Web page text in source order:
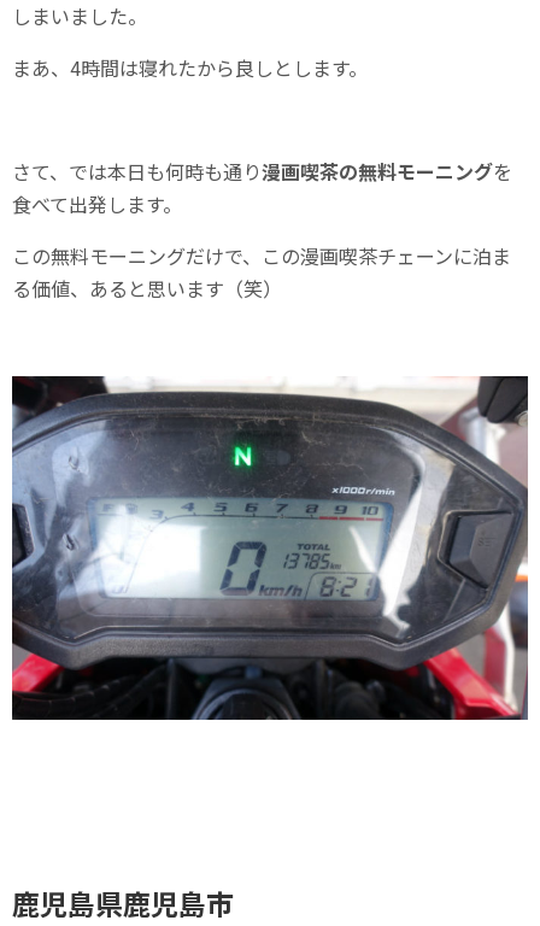
しまいました。
まあ、4時間は寝れたから良しとします。
さて、では本日も何時も通り漫画喫茶の無料モーニングを
食べて出発します。
この無料モーニングだけで、この漫画喫茶チェーンに泊ま
る価値、あると思います（笑）
鹿児島県鹿児島市